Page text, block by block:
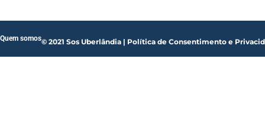
© 2021 Sos Uberlândia | Política de Consentimento e
Quem somos